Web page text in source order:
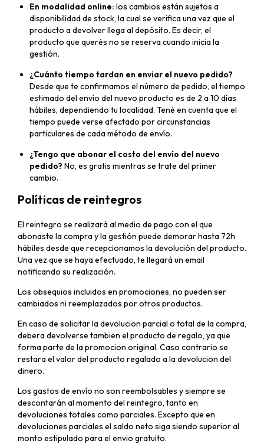
En modalidad online: los cambios están sujetos a
disponibilidad de stock, la cual se verifica una vez que el
producto a devolver llega al depósito. Es decir, el
producto que querés no se reserva cuando inicia la
gestión.
¿Cuánto tiempo tardan en enviar el nuevo pedido?
Desde que te confirmamos el número de pedido, el tiempo
estimado del envío del nuevo producto es de 2 a 10 días
hábiles, dependiendo tu localidad. Tené en cuenta que el
tiempo puede verse afectado por circunstancias
particulares de cada método de envío.
¿Tengo que abonar el costo del envío del nuevo
pedido? No, es gratis mientras se trate del primer
cambio.
Políticas de reintegros
El reintegro se realizará al medio de pago con el que
abonaste la compra y la gestión puede demorar hasta 72h
hábiles desde que recepcionamos la devolución del producto.
Una vez que se haya efectuado, te llegará un email
notificando su realización.
Los obsequios incluidos en promociones, no pueden ser
cambiados ni reemplazados por otros productos.
En caso de solicitar la devolucion parcial o total de la compra,
debera devolverse tambien el producto de regalo, ya que
forma parte de la promocion original. Caso contrario se
restara el valor del producto regalado a la devolucion del
dinero.
Los gastos de envío no son reembolsables y siempre se
descontarán al momento del reintegro, tanto en
devoluciones totales como parciales. Excepto que en
devoluciones parciales el saldo neto siga siendo superior al
monto estipulado para el envio gratuito.